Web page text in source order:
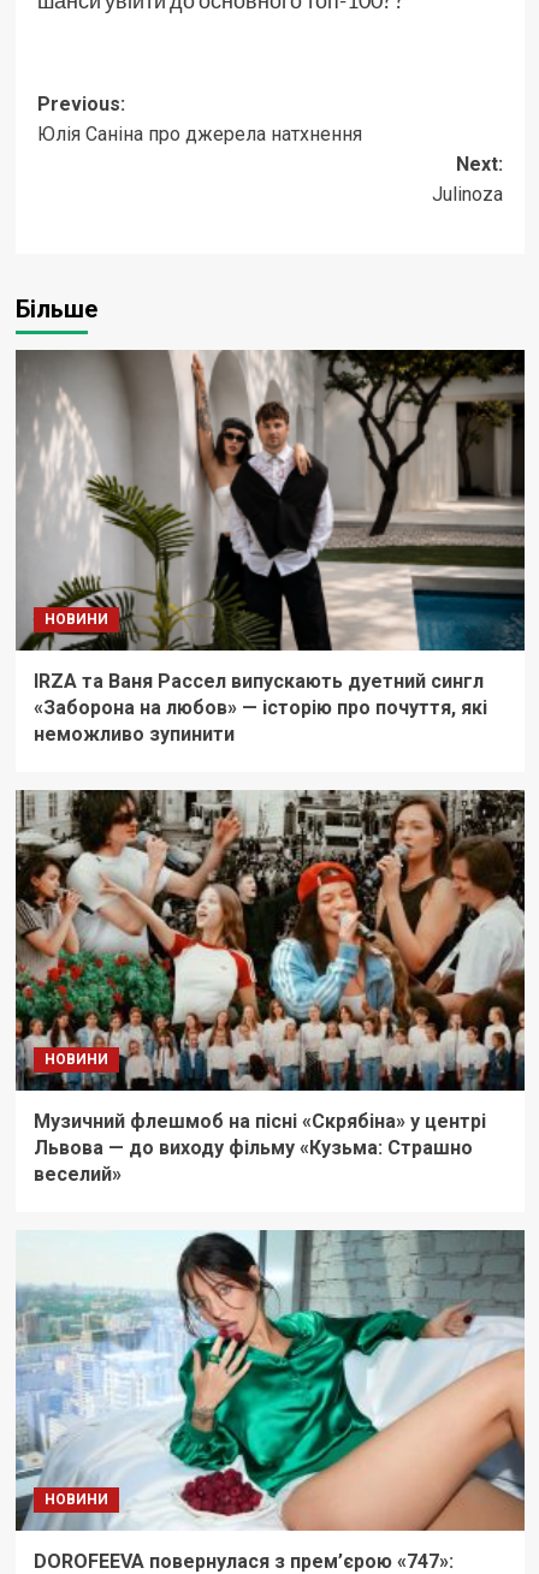
Post
navigation
Previous:
Юлія Саніна про джерела натхнення
Next:
Julinoza
Більше
НОВИНИ
IRZA та Ваня Рассел випускають дуетний сингл
«Заборона на любов» — історію про почуття, які
неможливо зупинити
НОВИНИ
Музичний флешмоб на пісні «Скрябіна» у центрі
Львова — до виходу фільму «Кузьма: Страшно
веселий»
НОВИНИ
DOROFEEVA повернулася з прем’єрою «747»: